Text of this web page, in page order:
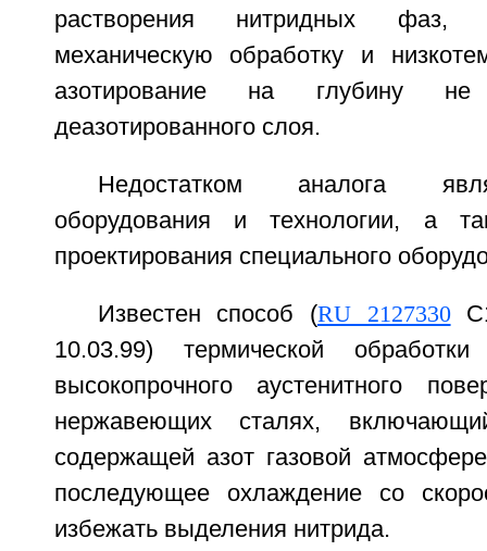
растворения нитридных фаз,
механическую обработку и
азотирование на глубину
деазотированного слоя.
Недостатком аналога
оборудования и технологии, а
проектирования специального
Известен способ (RU 2127330
10.03.99) термической
высокопрочного аустенитного
нержавеющих сталях,
содержащей азот газовой
последующее охлаждение со
избежать выделения нитрида.